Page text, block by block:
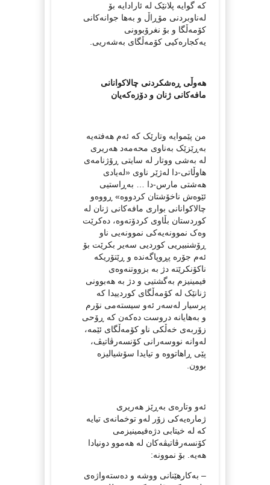
کە گوایە پلانێک لە ئارادایە بۆ
لەناوبردنی مۆڕاڵ و بەها جوانەکانی
کۆمەڵگا و بۆ نغرۆبوونی
یەکجارەکیی کۆمەڵگای بەشەریی.
هەوڵی ڕەشکردنی چالاکوانانی
مافەکانی ژنان و دۆزەکەیان
من پێموایە وتارێک کە ئەم هەفتەیە
بەڕێزێک بەناوی محەمەد هەریری
لە بەشی ووتار لە سایتی ڕۆژنامەی
هاوڵاتی-دا لەژێر ناوی «لەیادی
هەشتی مارس-دا … بەڕاستیی
ئێوەش ناخۆشتان کردووە» ڕووەو
چالاکوانانی بواری مافەکانی ژنان لە
کوردستان بڵاوی کردۆتەوە، دەکرێت
وەک نموونەیەکی نموونەیی ناو
ڕۆشنبیریی کوردیی سەیر بکرێت بۆ
ئەم جۆرە پڕوپاگەندە و ڕێتۆریکە
ناکۆنکرێتە دژ بە بزووتنەوەی
فیمینیزم بەگشتیی و دژ بە هەبوونی
ژنانێک لە کۆمەڵگای کوردییدا کە
پرسیار لەسەر ئەو سیستەمی نۆرم
و بەهایانە دروست دەکەن کە ڕۆحی
زۆربەی خەڵکی ناو کۆمەڵگای ئێمە،
لەوانە نووسەرانی کۆنسەرڤاتیڤ،
پێی ڕاهاتووە و تیایدا سۆشیالیزە
بوون.
ئەو وتارەی بەڕێز هەریری
ژمارەیەکی زۆر لەو توخمانەی تیایە
کە لە خیتابی دژەفیمینیزمی
کۆنسەرڤاتیڤەکان لە هەموو دونیادا
هەیە. بۆ نموونە:
– بەکارهێنانی ووشە و دەستەواژەی